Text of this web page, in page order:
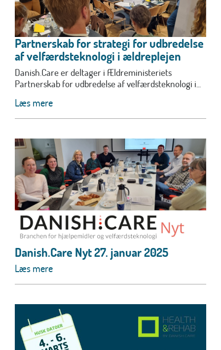
Partnerskab for strategi for udbredelse
af velfærdsteknologi i ældreplejen
Danish.Care er deltager i Ældreministeriets
Partnerskab for udbredelse af velfærdsteknologi i...
Læs mere
Danish.Care Nyt 27. januar 2025
Læs mere